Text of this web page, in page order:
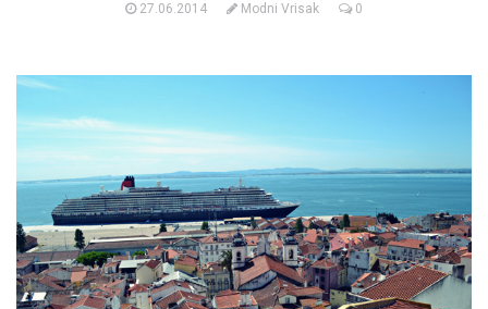
27.06.2014 Modni Vrisak 0